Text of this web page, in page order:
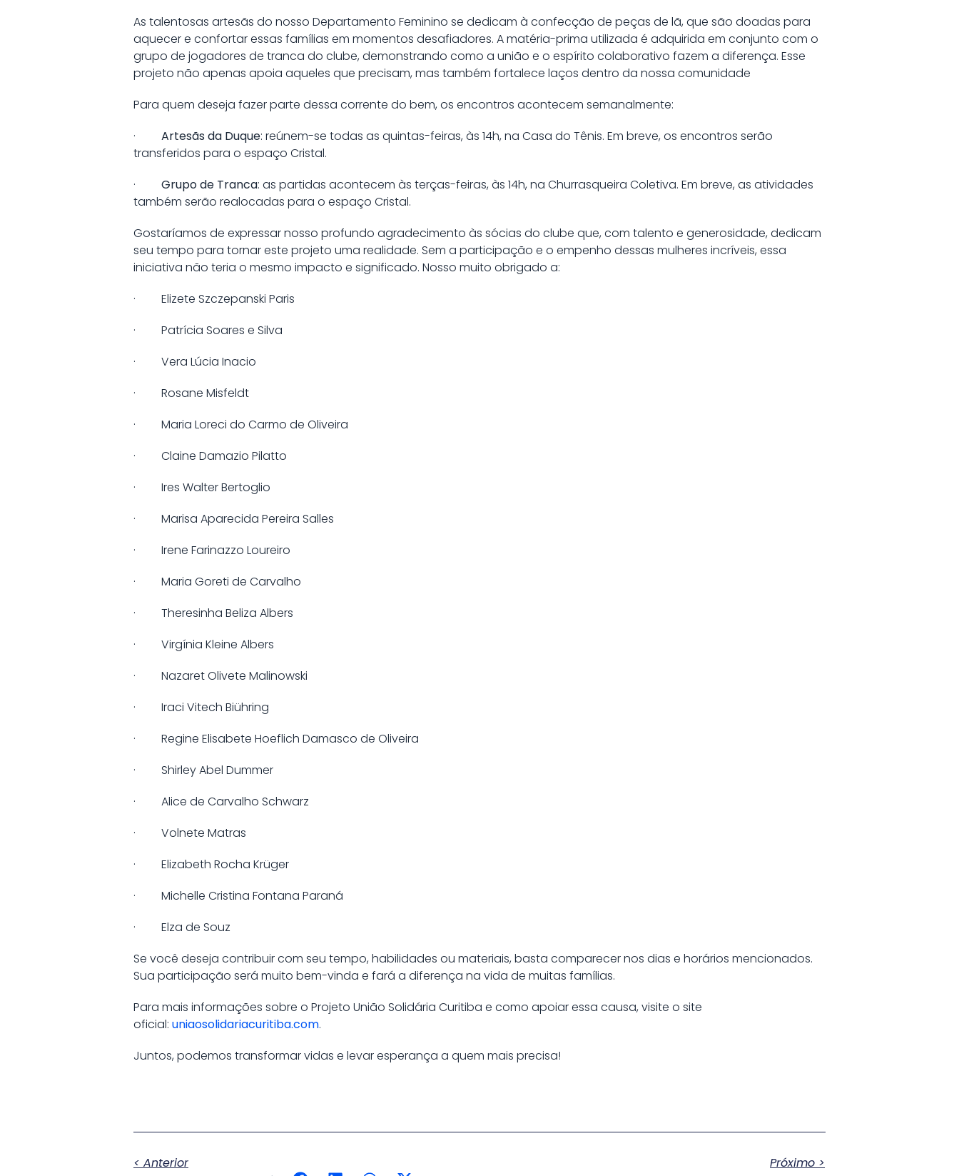
As talentosas artesãs do nosso Departamento Feminino se dedicam à confecção de peças de lã, que são doadas para
aquecer e confortar essas famílias em momentos desafiadores. A matéria-prima utilizada é adquirida em conjunto com o
grupo de jogadores de tranca do clube, demonstrando como a união e o espírito colaborativo fazem a diferença. Esse
projeto não apenas apoia aqueles que precisam, mas também fortalece laços dentro da nossa comunidade
Para quem deseja fazer parte dessa corrente do bem, os encontros acontecem semanalmente:
· Artesãs da Duque: reúnem-se todas as quintas-feiras, às 14h, na Casa do Tênis. Em breve, os encontros serão
transferidos para o espaço Cristal.
· Grupo de Tranca: as partidas acontecem às terças-feiras, às 14h, na Churrasqueira Coletiva. Em breve, as atividades
também serão realocadas para o espaço Cristal.
Gostaríamos de expressar nosso profundo agradecimento às sócias do clube que, com talento e generosidade, dedicam
seu tempo para tornar este projeto uma realidade. Sem a participação e o empenho dessas mulheres incríveis, essa
iniciativa não teria o mesmo impacto e significado. Nosso muito obrigado a:
· Elizete Szczepanski Paris
· Patrícia Soares e Silva
· Vera Lúcia Inacio
· Rosane Misfeldt
· Maria Loreci do Carmo de Oliveira
· Claine Damazio Pilatto
· Ires Walter Bertoglio
· Marisa Aparecida Pereira Salles
· Irene Farinazzo Loureiro
· Maria Goreti de Carvalho
· Theresinha Beliza Albers
· Virgínia Kleine Albers
· Nazaret Olivete Malinowski
· Iraci Vitech Biühring
· Regine Elisabete Hoeflich Damasco de Oliveira
· Shirley Abel Dummer
· Alice de Carvalho Schwarz
· Volnete Matras
· Elizabeth Rocha Krüger
· Michelle Cristina Fontana Paraná
· Elza de Souz
Se você deseja contribuir com seu tempo, habilidades ou materiais, basta comparecer nos dias e horários mencionados.
Sua participação será muito bem-vinda e fará a diferença na vida de muitas famílias.
Para mais informações sobre o Projeto União Solidária Curitiba e como apoiar essa causa, visite o site
oficial: uniaosolidariacuritiba.com.
Juntos, podemos transformar vidas e levar esperança a quem mais precisa!
< Anterior
Próximo >